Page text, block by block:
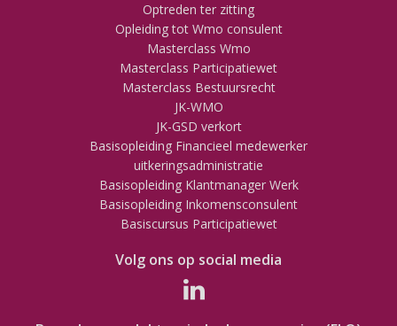
Optreden ter zitting
Opleiding tot Wmo consulent
Masterclass Wmo
Masterclass Participatiewet
Masterclass Bestuursrecht
JK-WMO
JK-GSD verkort
Basisopleiding Financieel medewerker
uitkeringsadministratie
Basisopleiding Klantmanager Werk
Basisopleiding Inkomensconsulent
Basiscursus Participatiewet
Volg ons op social media